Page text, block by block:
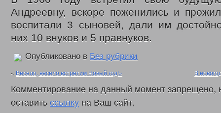
Андреевну, вскоре поженились и
воспитали 3 сыновей, дали им
них 10 внуков и 5 правнуков.
Опубликовано в Без рубрики
« Весело, весело встретим Новый год!» В
Комментирование на данный момент запрещено,
оставитьссылку на Ваш сайт.